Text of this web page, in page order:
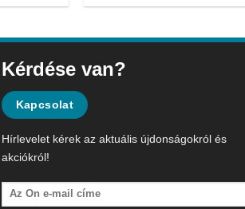
Kérdése van?
Kapcsolat
Hírlevelet kérek az aktuális újdonságokról és
akciókról!